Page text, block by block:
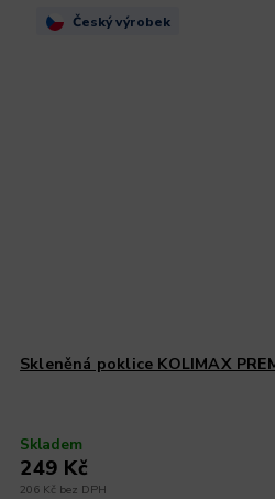
Český výrobek
Skleněná poklice KOLIMAX
Skladem
206 Kč bez DPH
249 Kč